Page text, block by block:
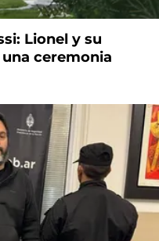
Lionel y su
ceremonia